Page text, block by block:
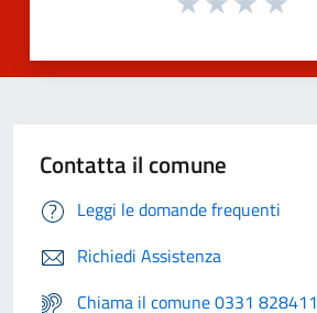
Contatta il comune
Leggi le domande frequenti
Richiedi Assistenza
Chiama il comune 0331 828411